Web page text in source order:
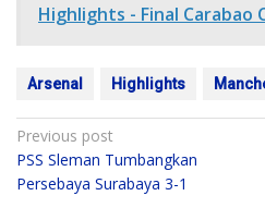
Highlights - Final Carabao
Arsenal Highlights
Post
navigation
Previous post
PSS Sleman Tumbangkan
Persebaya Surabaya 3-1